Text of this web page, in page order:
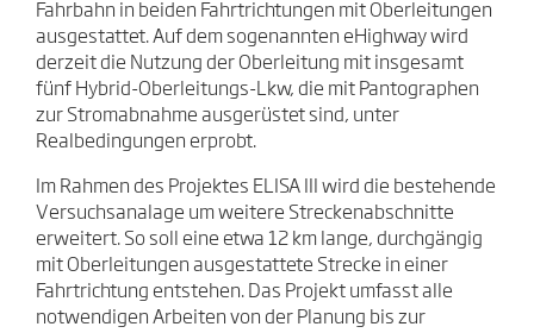
Fahrbahn in beiden Fahrtrichtungen mit Oberleitungen
ausgestattet. Auf dem sogenannten eHighway wird
derzeit die Nutzung der Oberleitung mit insgesamt
fünf Hybrid-Oberleitungs-Lkw, die mit Pantographen
zur Stromabnahme ausgerüstet sind, unter
Realbedingungen erprobt.
Im Rahmen des Projektes ELISA III wird die bestehende
Versuchsanalage um weitere Streckenabschnitte
erweitert. So soll eine etwa 12 km lange, durchgängig
mit Oberleitungen ausgestattete Strecke in einer
Fahrtrichtung entstehen. Das Projekt umfasst alle
notwendigen Arbeiten von der Planung bis zur